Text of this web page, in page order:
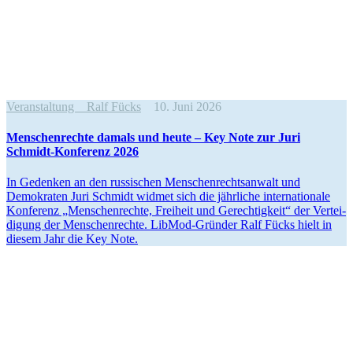
Veranstaltung Ralf Fücks 10. Juni 2026
Menschen­rechte damals und heute – Key Note zur Juri
Schmidt-Konferenz 2026
In Gedenken an den russi­schen Menschen­rechts­anwalt und
Demokraten Juri Schmidt widmet sich die jährliche inter­na­tionale
Konferenz „Menschen­rechte, Freiheit und Gerech­tigkeit“ der Vertei­
digung der Menschen­rechte. LibMod-Gründer Ralf Fücks hielt in
diesem Jahr die Key Note.